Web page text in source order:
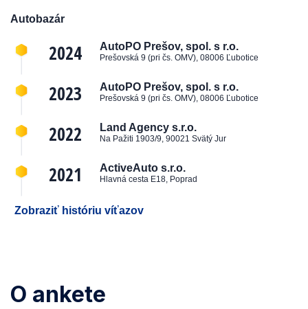
Autobazár
2024 AutoPO Prešov, spol. s r.o.
Prešovská 9 (pri čs. OMV), 08006 Ľubotice
2023 AutoPO Prešov, spol. s r.o.
Prešovská 9 (pri čs. OMV), 08006 Ľubotice
2022 Land Agency s.r.o.
Na Pažiti 1903/9, 90021 Svätý Jur
2021 ActiveAuto s.r.o.
Hlavná cesta E18, Poprad
Zobraziť históriu víťazov
O ankete